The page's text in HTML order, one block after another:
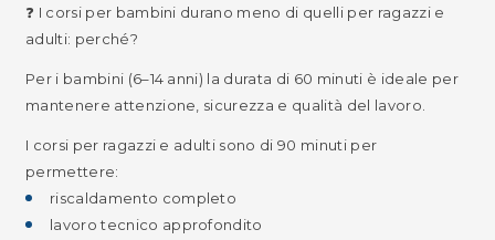
❓ I corsi per bambini durano meno di quelli per ragazzi e
adulti: perché?
Per i bambini (6–14 anni) la durata di 60 minuti è ideale per
mantenere attenzione, sicurezza e qualità del lavoro.
I corsi per ragazzi e adulti sono di 90 minuti per
permettere:
riscaldamento completo
lavoro tecnico approfondito